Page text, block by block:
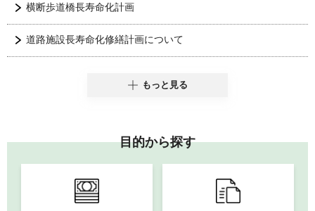
横断歩道橋長寿命化計画
道路施設長寿命化修繕計画について
もっと見る
目的から探す